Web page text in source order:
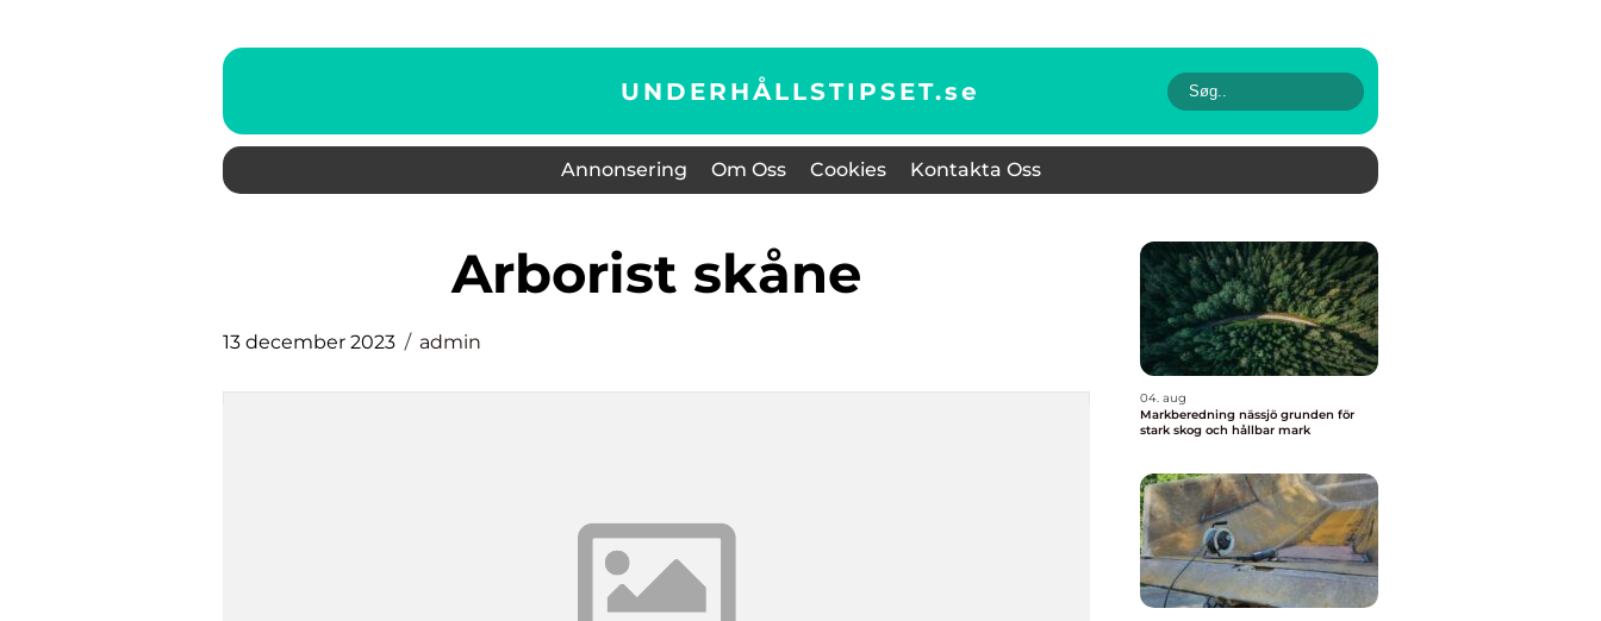
UNDERHÅLLSTIPSET.se
Annonsering Om Oss Cookies Kontakta Oss
arborist skåne
13 december 2023 admin
04. aug
Markberedning nässjö grunden för
stark skog och hållbar mark